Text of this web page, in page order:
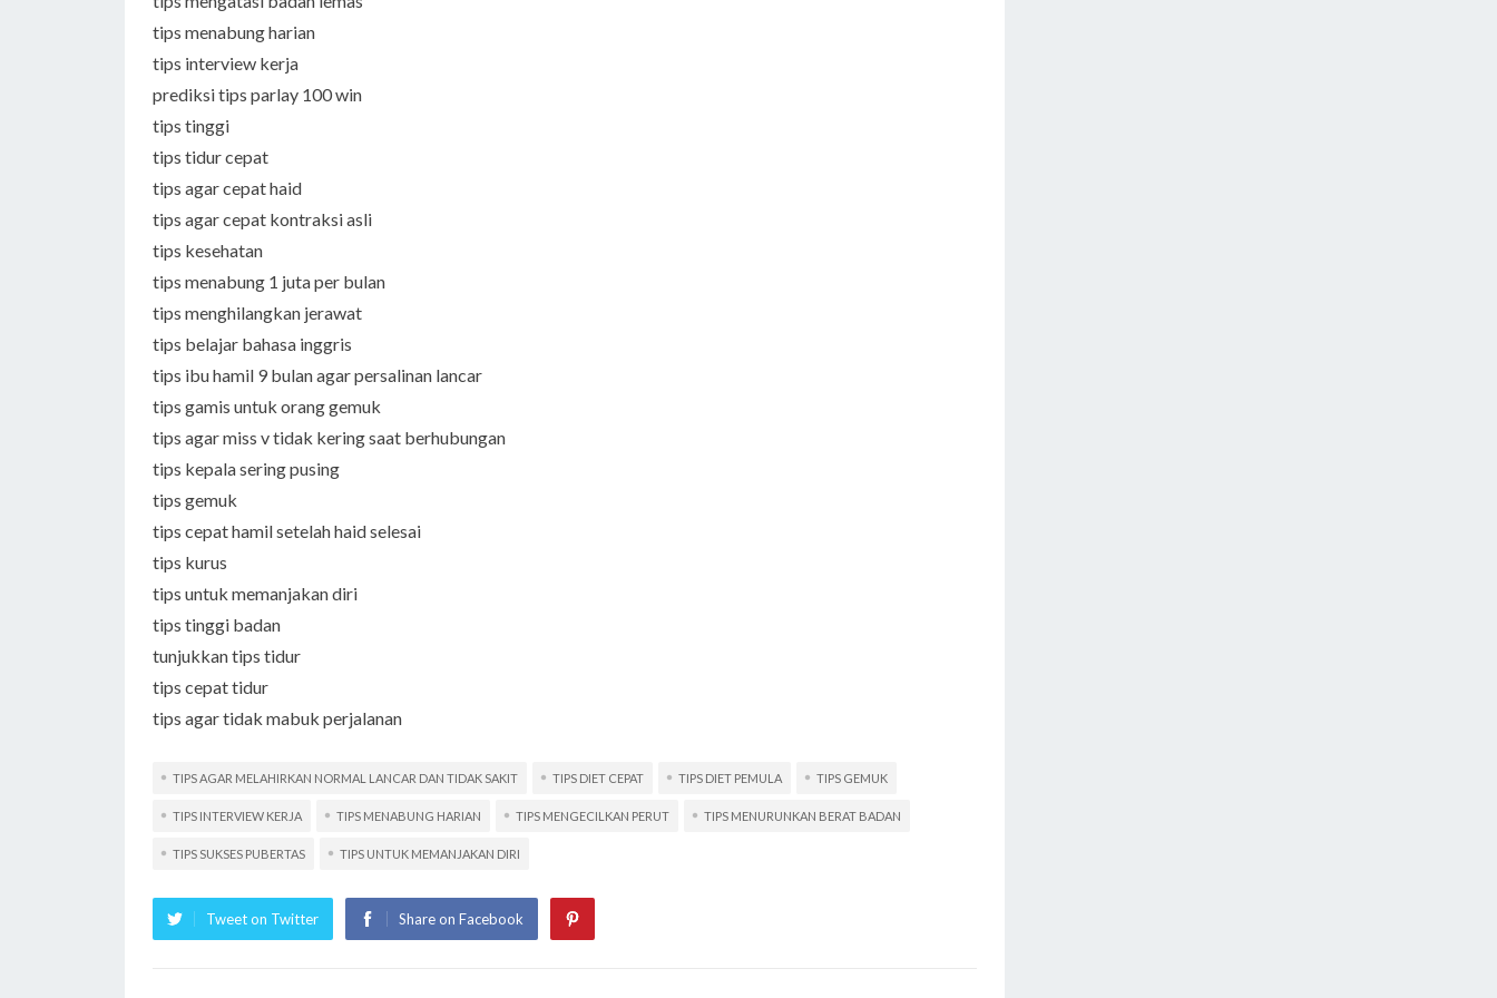
tips menabung harian
tips interview kerja
prediksi tips parlay 100 win
tips tinggi
tips tidur cepat
tips agar cepat haid
tips agar cepat kontraksi asli
tips kesehatan
tips menabung 1 juta per bulan
tips menghilangkan jerawat
tips belajar bahasa inggris
tips ibu hamil 9 bulan agar persalinan lancar
tips gamis untuk orang gemuk
tips agar miss v tidak kering saat berhubungan
tips kepala sering pusing
tips gemuk
tips cepat hamil setelah haid selesai
tips kurus
tips untuk memanjakan diri
tips tinggi badan
tunjukkan tips tidur
tips cepat tidur
tips agar tidak mabuk perjalanan
TIPS AGAR MELAHIRKAN NORMAL LANCAR DAN TIDAK SAKIT TIPS DIET CEPAT TIPS DIET PEMULA TIPS GEMUK
TIPS INTERVIEW KERJA TIPS MENABUNG HARIAN TIPS MENGECILKAN PERUT TIPS MENURUNKAN BERAT BADAN
TIPS SUKSES PUBERTAS TIPS UNTUK MEMANJAKAN DIRI
Tweet on Twitter Share on Facebook